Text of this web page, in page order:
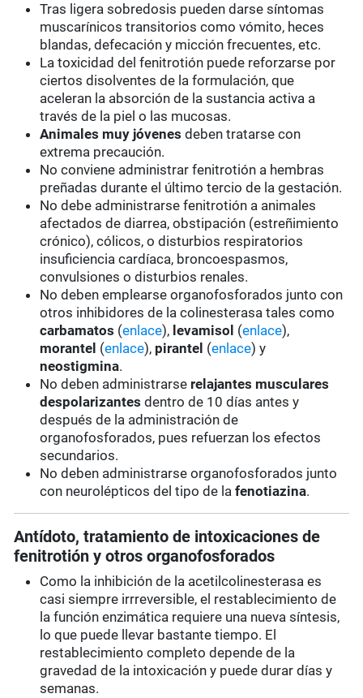
Tras ligera sobredosis pueden darse síntomas
muscarínicos transitorios como vómito, heces
blandas, defecación y micción frecuentes, etc.
La toxicidad del fenitrotión puede reforzarse por
ciertos disolventes de la formulación, que
aceleran la absorción de la sustancia activa a
través de la piel o las mucosas.
Animales muy jóvenes deben tratarse con
extrema precaución.
No conviene administrar fenitrotión a hembras
preñadas durante el último tercio de la gestación.
No debe administrarse fenitrotión a animales
afectados de diarrea, obstipación (estreñimiento
crónico), cólicos, o disturbios respiratorios
insuficiencia cardíaca, broncoespasmos,
convulsiones o disturbios renales.
No deben emplearse organofosforados junto con
otros inhibidores de la colinesterasa tales como
carbamatos (enlace), levamisol (enlace),
morantel (enlace), pirantel (enlace) y
neostigmina.
No deben administrarse relajantes musculares
despolarizantes dentro de 10 días antes y
después de la administración de
organofosforados, pues refuerzan los efectos
secundarios.
No deben administrarse organofosforados junto
con neurolépticos del tipo de lafenotiazina.
Antídoto, tratamiento de intoxicaciones de
fenitrotión y otros organofosforados
Como la inhibición de la acetilcolinesterasa es
casi siempre irrreversible, el restablecimiento de
la función enzimática requiere una nueva síntesis,
lo que puede llevar bastante tiempo. El
restablecimiento completo depende de la
gravedad de la intoxicación y puede durar días y
semanas.